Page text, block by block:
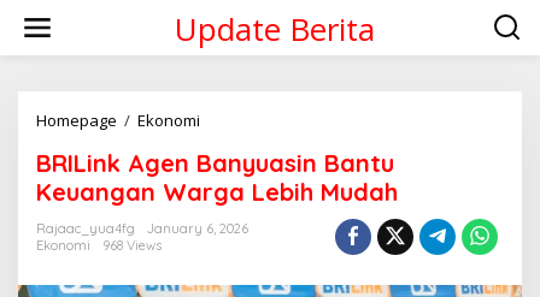
content
Update Berita
Homepage / Ekonomi
Banyuasin
Bantu
Keuangan
Warga
BRILink Agen Banyuasin Bantu
Keuangan Warga Lebih Mudah
Rajaac_yua4fg
January 6, 2026
Ekonomi
968 Views